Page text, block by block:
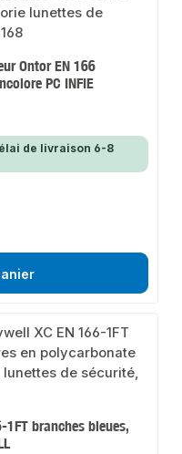
Ontor EN 166
PC INFIE
de livraison 6-8
branches bleues,